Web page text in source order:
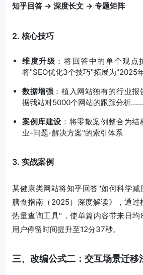
知乎回答 → 深度长文 → 专题矩阵
2. 核心技巧
维度升级 ：将回答中的单个观
将"SEO优化3个技巧"拓展为"2025
数据增强 ：植入网站独有的行业
据我站对5000个网站的跟踪分析
案例库建设 ：将零散案例整合为
业-问题-解决方案"的索引体系
3. 实战案例
某健康类网站将知乎回答"如何科学
膳食指南（2025）深度解读》，通过
热量查询工具"，使单篇内容带来日均
用户停留时间提升至12分37秒。
三、改编公式二：交互场景迁移